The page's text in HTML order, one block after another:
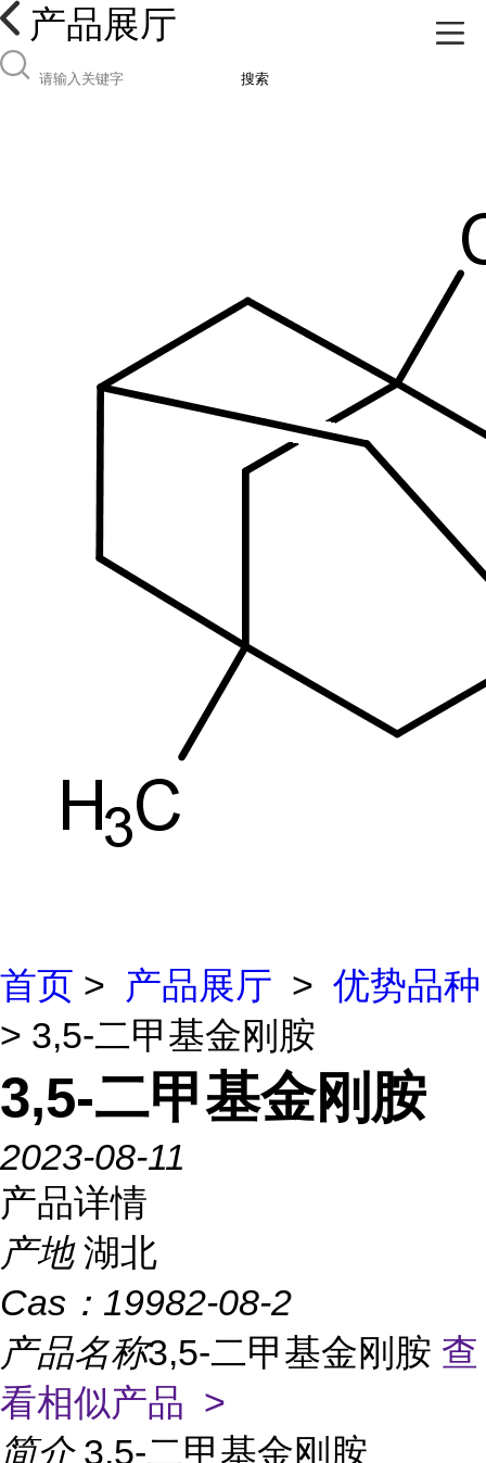
产品展厅
搜索
首页 > 产品展厅 > 优势品种
> 3,5-二甲基金刚胺
3,5-二甲基金刚胺
2023-08-11
产品详情
产地 湖北
Cas： 19982-08-2
产品名称3,5-二甲基金刚胺 查
看相似产品 >
简介 3,5-二甲基金刚胺